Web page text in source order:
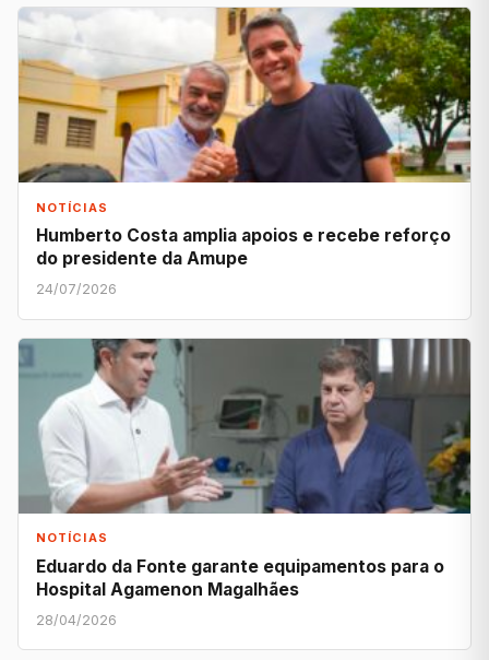
NOTÍCIAS
Humberto Costa amplia apoios e recebe reforço
do presidente da Amupe
24/07/2026
NOTÍCIAS
Eduardo da Fonte garante equipamentos para o
Hospital Agamenon Magalhães
28/04/2026